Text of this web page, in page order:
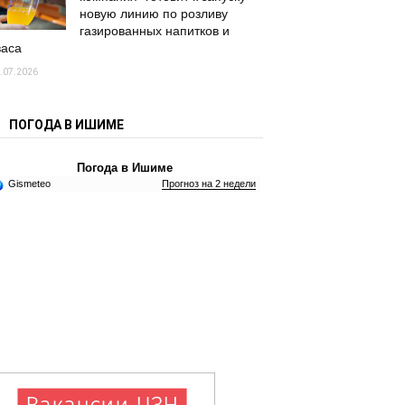
новую линию по розливу
газированных напитков и
ПОГОДА В ИШИМЕ
Погода в Ишиме
Gismeteo Прогноз на 2 недели